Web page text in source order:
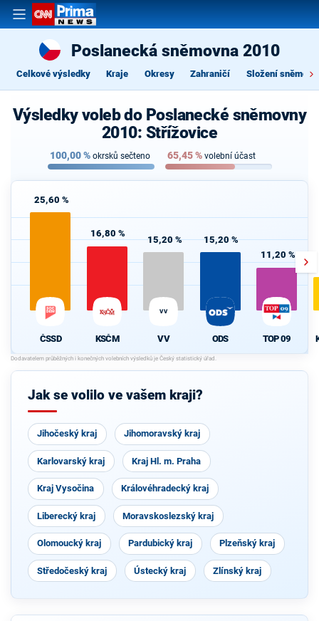
Poslanecká sněmovna 2010
Celkové výsledky Kraje Okresy Zahraničí Složení
Výsledky voleb do Poslanecké sněmovny
2010: Střížovice
100,00% okrsků sečteno 65,45% volební účast
25,60 %
ČSSD
16,80 %
KSČM
15,20 %
VV
VV
15,20 %
ODS
11,20 %
TOP 09
Jak se volilo ve vašem kraji?
Jihočeský kraj Jihomoravský kraj
Karlovarský kraj Kraj Hl. m. Praha
Kraj Vysočina Královéhradecký kraj
Liberecký kraj Moravskoslezský kraj
Olomoucký kraj Pardubický kraj Plzeňský kraj
Středočeský kraj Ústecký kraj Zlínský kraj